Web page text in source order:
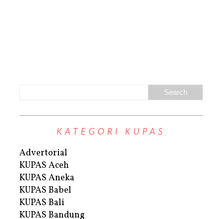
KATEGORI KUPAS
Advertorial
KUPAS Aceh
KUPAS Aneka
KUPAS Babel
KUPAS Bali
KUPAS Bandung